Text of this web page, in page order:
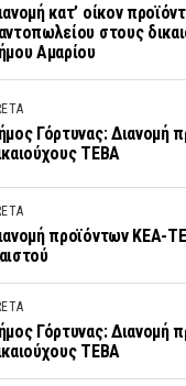
κατ’ οίκον
στους
Αμαρίου
Γόρτυνας: Διανομή
ΤΕΒΑ
προϊόντων ΚΕΑ-
Γόρτυνας: Διανομή
ΤΕΒΑ